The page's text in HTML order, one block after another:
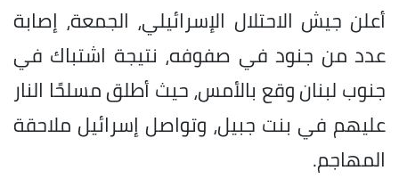
أعلن جيش الاحتلال الإسرائيلي، الجمعة، إصابة
عدد من جنود في صفوفه، نتيجة اشتباك في
جنوب لبنان وقع بالأمس، حيث أطلق مسلحًا النار
عليهم في بنت جبيل، وتواصل إسرائيل ملاحقة
المهاجم.